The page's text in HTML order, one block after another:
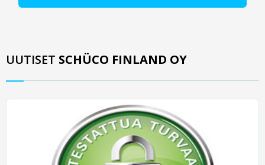
UUTISET SCHÜCO FINLAND OY